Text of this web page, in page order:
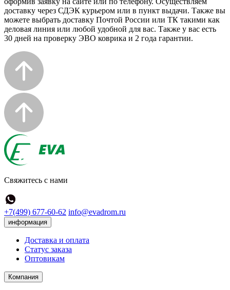
доставку через СДЭК курьером или в пункт выдачи. Также вы
можете выбрать доставку Почтой России или ТК такими как
деловая линия или любой удобной для вас. Также у вас есть
30 дней на проверку ЭВО коврика и 2 года гарантии.
Свяжитесь с нами
+7(499) 677-60-62 info@evadrom.ru
информация
Доставка и оплата
Статус заказа
Оптовикам
Компания